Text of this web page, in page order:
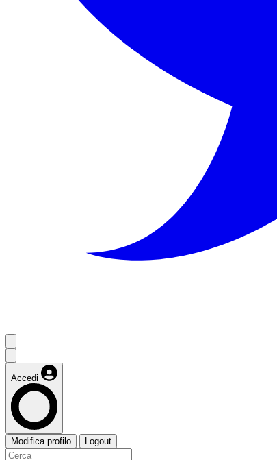
Accedi
Modifica profilo Logout